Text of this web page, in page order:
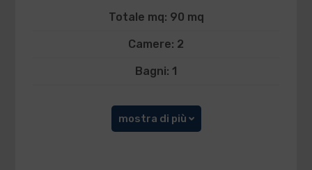
Totale mq: 90 mq
Camere: 2
Bagni: 1
mostra di più